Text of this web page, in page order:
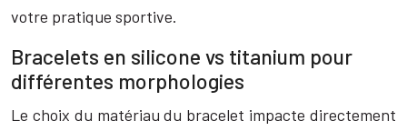
votre pratique sportive.
Bracelets en silicone vs titanium pour
différentes morphologies
Le choix du matériau du bracelet impacte directement